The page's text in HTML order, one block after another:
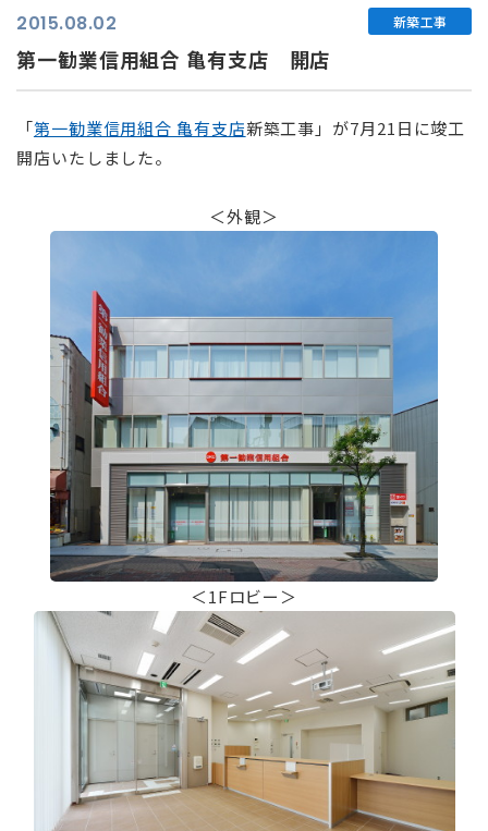
2015.08.02 新築工事
第一勧業信用組合 亀有支店 開店
「第一勧業信用組合 亀有支店新築工事」が7月21日に竣工
開店いたしました。
＜外観＞
＜1Fロビー＞